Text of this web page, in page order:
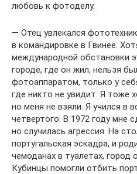
любовь к фотоделу.
— Отец увлекался
в командировке в Гвинее.
международной обстановки
городе, где он жил, нельзя
фотоаппаратом, только у
где никто не увидит. Я тоже
но меня не взяли. Я учился в
четвертого. В 1972 году мне
но случилась агрессия. На
португальская эскадра, и
чемоданах в туалетах, город
Кубинцы помогли отбить